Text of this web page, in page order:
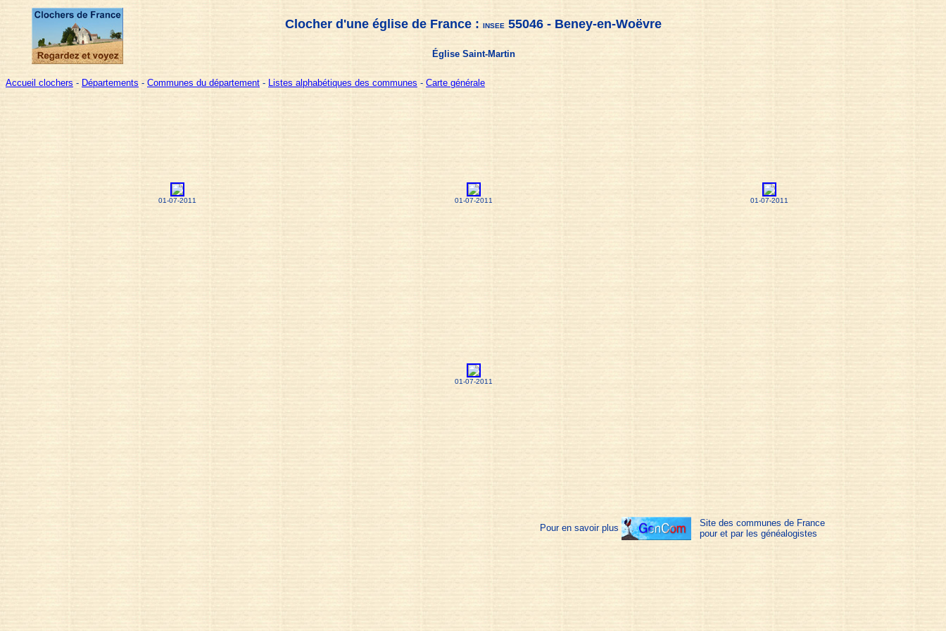
Clocher d'une église de France : INSEE 55046 - Beney-en-Woëvre
Église Saint-Martin
Accueil clochers - Départements - Communes du département - Listes alphabétiques des communes - Carte générale
01-07-2011 01-07-2011 01-07-2011
01-07-2011
Pour en savoir plus
Site des communes de France
pour et par les généalogistes